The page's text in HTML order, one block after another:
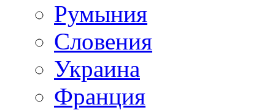
Румыния
Словения
Украина
Франция